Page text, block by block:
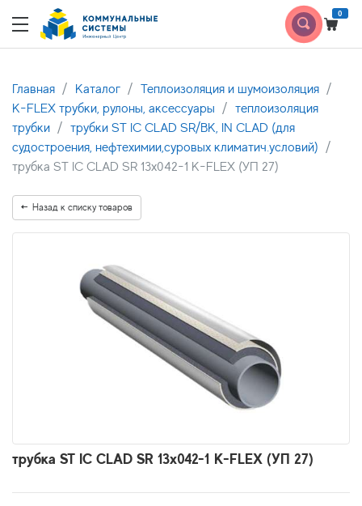
0
Главная Каталог
Теплоизоляция и шумоизоляция
K-FLEX трубки, рулоны, аксессуары
теплоизоляция
трубки
трубки ST IC CLAD SR/BK, IN CLAD (для
судостроения, нефтехимии,суровых климатич.условий)
трубка ST IC CLAD SR 13x042-1 K-FLEX (УП 27)
Назад к списку товаров
трубка ST IC CLAD SR 13x042-1 K-FLEX (УП 27)